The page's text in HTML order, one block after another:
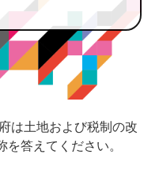
は土地および税制の改
答えてください。